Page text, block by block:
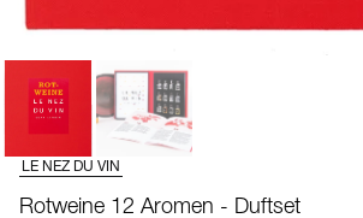
LE NEZ DU VIN
Rotweine 12 Aromen - Duftset